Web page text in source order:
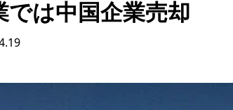
では中国企業売却